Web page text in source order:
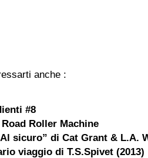
anche :
#8
Roller Machine
sicuro” di Cat Grant & L.A.
viaggio di T.S.Spivet (2013)